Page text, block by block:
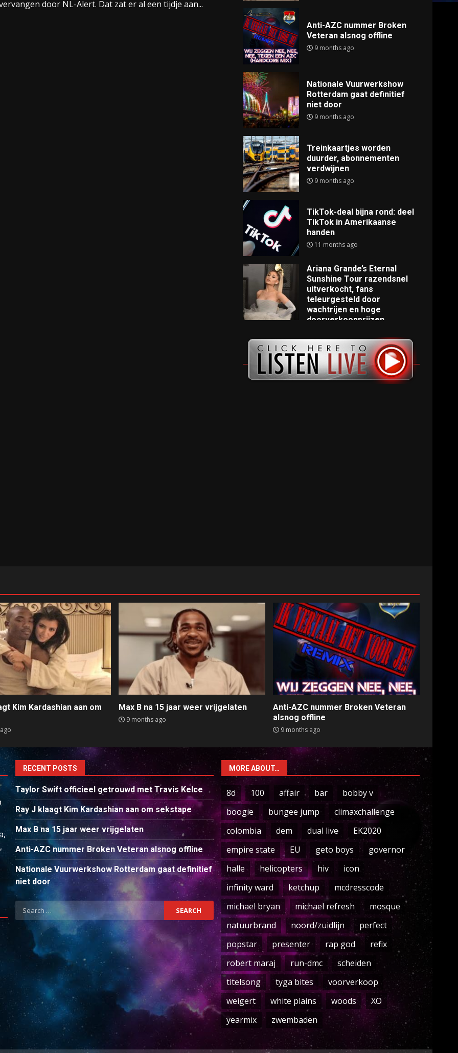
door NL-Alert. Dat zat er al een tijdje aan...
Anti-AZC nummer Broken
Veteran alsnog offline
9 months ago
Nationale Vuurwerkshow
Rotterdam gaat definitief
niet door
9 months ago
Treinkaartjes worden
duurder, abonnementen
verdwijnen
9 months ago
TikTok-deal bijna rond: deel
TikTok in Amerikaanse
handen
11 months ago
Ariana Grande’s Eternal
Sunshine Tour razendsnel
uitverkocht, fans
teleurgesteld door
wachtrijen en hoge
doorverkoopprijzen
Kim Kardashian aan om
Max B na 15 jaar weer vrijgelaten
9 months ago
Anti-AZC nummer Broken Veteran
alsnog offline
9 months ago
RECENT POSTS
Taylor Swift officieel getrouwd met Travis Kelce
Ray J klaagt Kim Kardashian aan om sekstape
Max B na 15 jaar weer vrijgelaten
Anti-AZC nummer Broken Veteran alsnog offline
Nationale Vuurwerkshow Rotterdam gaat definitief
niet door
Search
for:
MORE ABOUT…
8d 100 affair bar
bobby v
boogie
bungee jump
climaxchallenge
colombia
dem dual live
EK2020
empire state
EU geto boys
governor
halle
helicopters hiv
icon
infinity ward
ketchup
mcdresscode
michael bryan
michael refresh
mosque
natuurbrand
noord/zuidlijn
perfect
popstar
presenter rap god
refix
robert maraj
run-dmc
scheiden
titelsong
tyga bites
voorverkoop
weigert
white plains woods
XO
yearmix
zwembaden